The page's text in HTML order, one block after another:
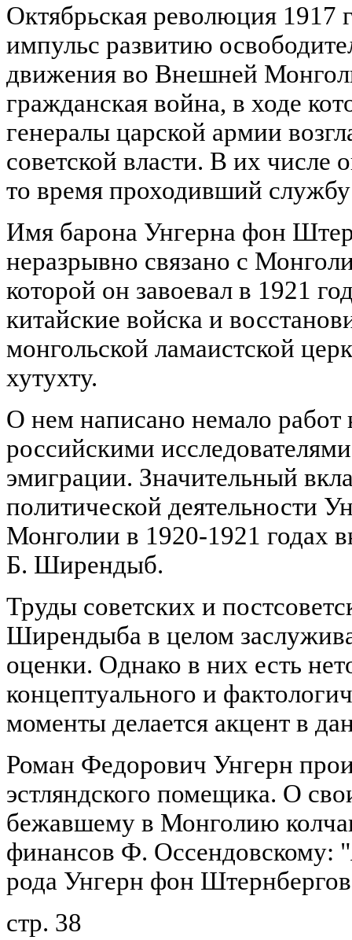
Октябрьская революция 1917
импульс развитию
движения во Внешней
гражданская война, в ходе
генералы царской армии
советской власти. В их числе
то время проходивший службу
Имя барона Унгерна фон
неразрывно связано с
которой он завоевал в 1921
китайские войска и
монгольской ламаистской
хутухту.
О нем написано немало работ
российскими
эмиграции. Значительный
политической деятельности
Монголии в 1920-1921 годах
Б. Ширендыб.
Труды советских и
Ширендыба в целом
оценки. Однако в них есть
концептуального и
моменты делается акцент в
Роман Федорович Унгерн
эстляндского помещика. О
бежавшему в Монголию
финансов Ф. Оссендовскому:
рода Унгерн фон
стр. 38